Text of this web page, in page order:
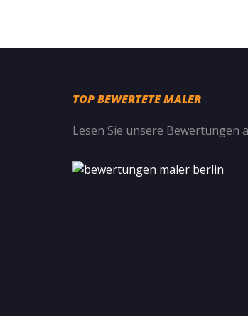
TOP BEWERTETE MALER
Lesen Sie unsere Bewertungen